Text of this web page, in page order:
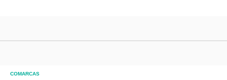
COMARCAS